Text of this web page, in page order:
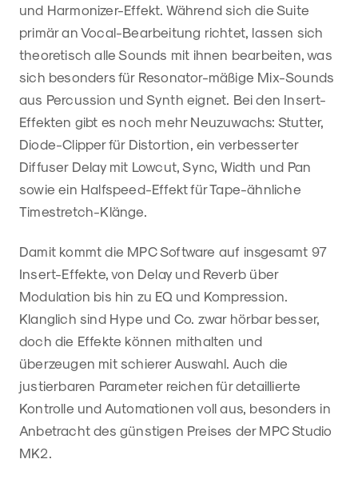
und Harmonizer-Effekt. Während sich die Suite
primär an Vocal-Bearbeitung richtet, lassen sich
theoretisch alle Sounds mit ihnen bearbeiten, was
sich besonders für Resonator-mäßige Mix-Sounds
aus Percussion und Synth eignet. Bei den Insert-
Effekten gibt es noch mehr Neuzuwachs: Stutter,
Diode-Clipper für Distortion, ein verbesserter
Diffuser Delay mit Lowcut, Sync, Width und Pan
sowie ein Halfspeed-Effekt für Tape-ähnliche
Timestretch-Klänge.
Damit kommt die MPC Software auf insgesamt 97
Insert-Effekte, von Delay und Reverb über
Modulation bis hin zu EQ und Kompression.
Klanglich sind Hype und Co. zwar hörbar besser,
doch die Effekte können mithalten und
überzeugen mit schierer Auswahl. Auch die
justierbaren Parameter reichen für detaillierte
Kontrolle und Automationen voll aus, besonders in
Anbetracht des günstigen Preises der MPC Studio
MK2.